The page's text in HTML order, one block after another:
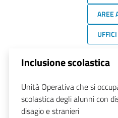
AREE
UFFICI
Inclusione scolastica
Unità Operativa che si
scolastica degli alunni con
disagio e stranieri